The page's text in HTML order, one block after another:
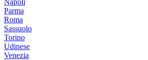
Parma
Roma
Sassuolo
Torino
Udinese
Venezia